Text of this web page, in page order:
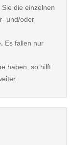
die einzelnen
und/oder
Es fallen nur
haben, so hilft